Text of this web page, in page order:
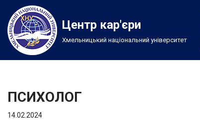
Перейти
до
вмісту
Центр кар'єри
Хмельницький національний університет
ПСИХОЛОГ
14.02.2024